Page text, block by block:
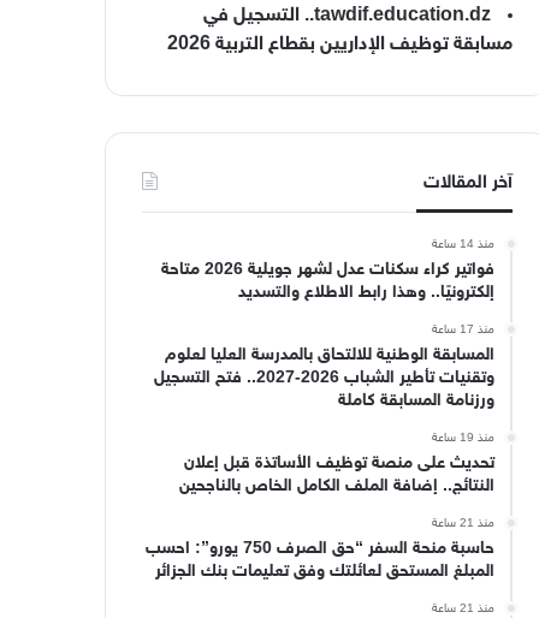
tawdif.education.dz.. التسجيل في
مسابقة توظيف الإداريين بقطاع التربية 2026
آخر المقالات
منذ 14 ساعة
فواتير كراء سكنات عدل لشهر جويلية 2026 متاحة
إلكترونيًا.. وهذا رابط الاطلاع والتسديد
منذ 17 ساعة
المسابقة الوطنية للالتحاق بالمدرسة العليا لعلوم
وتقنيات تأطير الشباب 2026-2027.. فتح التسجيل
ورزنامة المسابقة كاملة
منذ 19 ساعة
تحديث على منصة توظيف الأساتذة قبل إعلان
النتائج.. إضافة الملف الكامل الخاص بالناجحين
منذ 21 ساعة
حاسبة منحة السفر “حق الصرف 750 يورو”: احسب
المبلغ المستحق لعائلتك وفق تعليمات بنك الجزائر
منذ 21 ساعة